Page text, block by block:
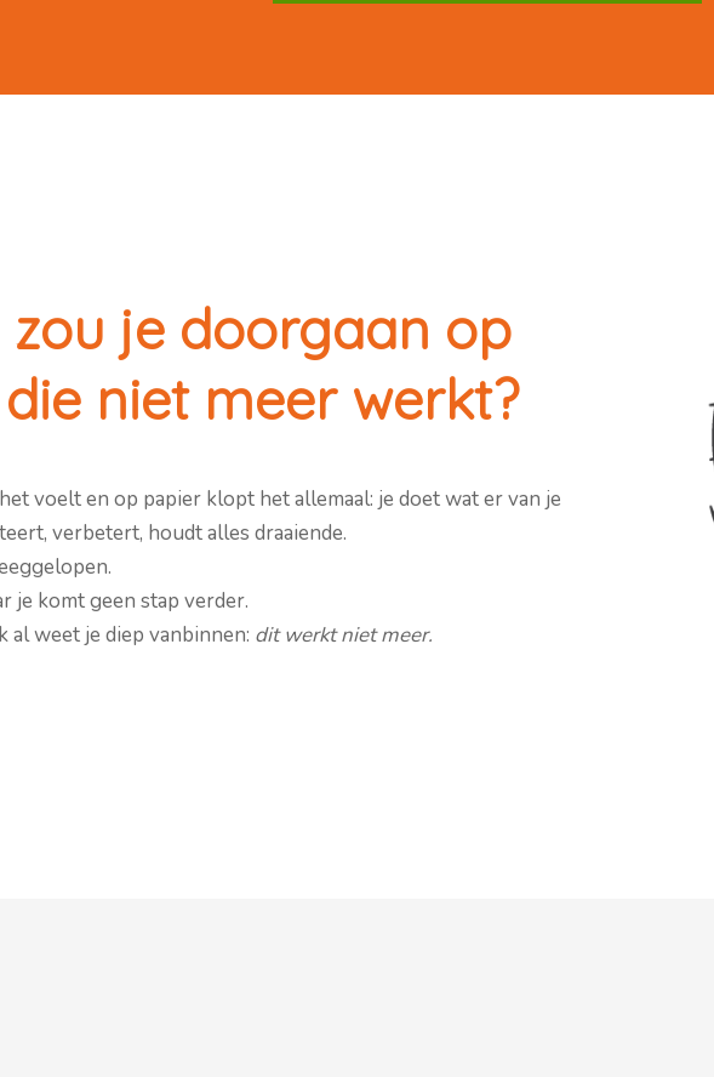
je doorgaan op
niet meer werkt?
voelt en op papier klopt het allemaal: je doet wat er van je
verbetert, houdt alles draaiende.
je komt geen stap verder.
al weet je diep vanbinnen: dit werkt niet meer.